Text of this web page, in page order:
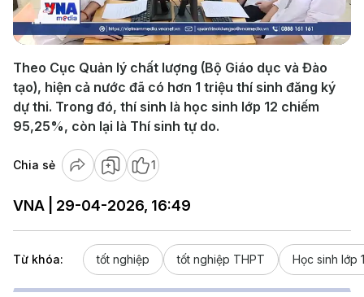
Video
Theo Cục Quản lý chất lượng (Bộ Giáo dục và Đào
tạo), hiện cả nước đã có hơn 1 triệu thí sinh đăng ký
dự thi. Trong đó, thí sinh là học sinh lớp 12 chiếm
95,25%, còn lại là Thí sinh tự do.
Chia sẻ 1
VNA | 29-04-2026, 16:49
Từ khóa: tốt nghiệp tốt nghiệp THPT Học sinh lớp